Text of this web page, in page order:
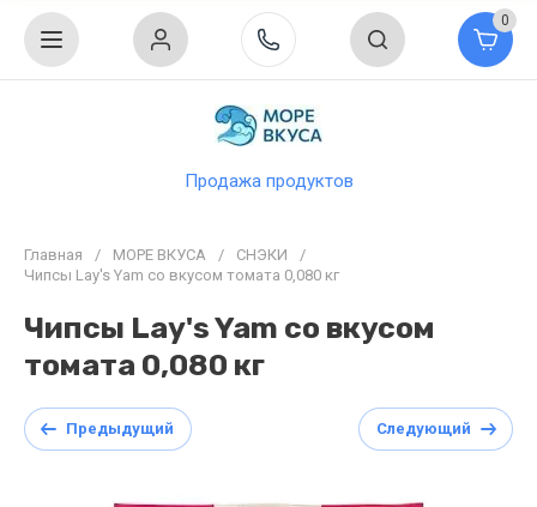
Продажа продуктов
0
Главная / МОРЕ ВКУСА / СНЭКИ
/
Чипсы Lay's Yam cо вкусом томата 0,080 кг
Чипсы Lay's Yam cо вкусом
томата 0,080 кг
Предыдущий Следующий